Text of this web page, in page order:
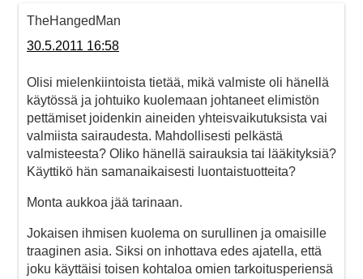
TheHangedMan
30.5.2011 16:58
Olisi mielenkiintoista tietää, mikä valmiste oli hänellä
käytössä ja johtuiko kuolemaan johtaneet elimistön
pettämiset joidenkin aineiden yhteisvaikutuksista vai
valmiista sairaudesta. Mahdollisesti pelkästä
valmisteesta? Oliko hänellä sairauksia tai lääkityksiä?
Käyttikö hän samanaikaisesti luontaistuotteita?
Monta aukkoa jää tarinaan.
Jokaisen ihmisen kuolema on surullinen ja omaisille
traaginen asia. Siksi on inhottava edes ajatella, että
joku käyttäisi toisen kohtaloa omien tarkoitusperiensä